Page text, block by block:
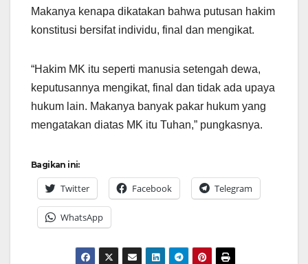
Makanya kenapa dikatakan bahwa putusan hakim
konstitusi bersifat individu, final dan mengikat.
“Hakim MK itu seperti manusia setengah dewa,
keputusannya mengikat, final dan tidak ada upaya
hukum lain. Makanya banyak pakar hukum yang
mengatakan diatas MK itu Tuhan,” pungkasnya.
Bagikan ini:
Twitter Facebook Telegram
WhatsApp